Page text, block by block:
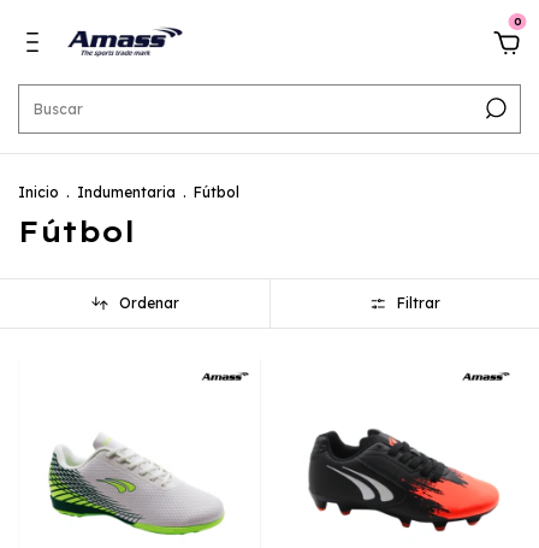
0
Inicio . Indumentaria . Fútbol
Fútbol
Ordenar Filtrar